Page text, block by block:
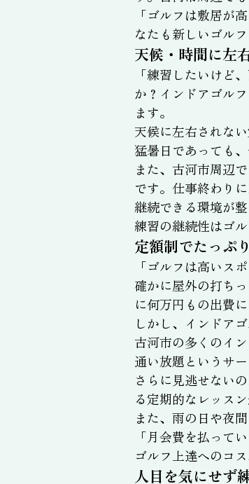
「ゴルフは敷居が
なたも新しいゴル
天候・時間に左
「練習したいけど
か？インドアゴル
ます。
天候に左右されな
猛暑日であっても
また、古河市周辺
です。仕事終わり
継続できる環境が整
練習の継続性はゴ
定額制でたっぷ
「ゴルフは高いス
確かに屋外の打ち
に何万円もの出費に
しかし、インドア
古河市の多くのイ
通い放題というサ
さらに見逃せない
る定期的なレッス
また、雨の日や夜
「月会費を払って
ゴルフ上達へのコ
人目を気にせず